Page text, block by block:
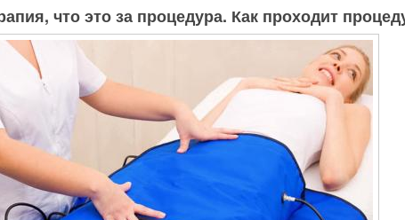
что это за процедура. Как проходит